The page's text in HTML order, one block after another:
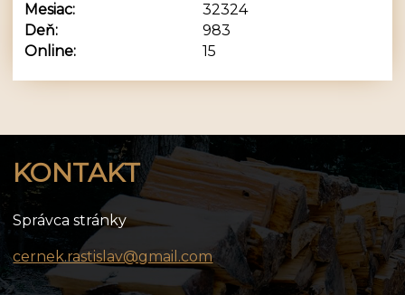
Online: 15
Mesiac:
32324
Deň:
983
KONTAKT
Správca stránky
cernek.rastislav@gmail.com